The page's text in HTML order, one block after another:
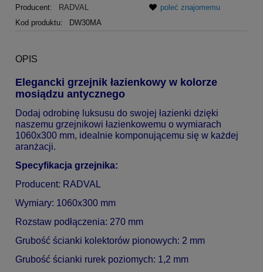
Producent:
RADVAL
Kod produktu:
DW30MA
poleć znajomemu
OPIS
Elegancki grzejnik łazienkowy w kolorze
mosiądzu antycznego
Dodaj odrobinę luksusu do swojej łazienki dzięki
naszemu grzejnikowi łazienkowemu o wymiarach
1060x300 mm, idealnie komponującemu się w każdej
aranżacji.
Specyfikacja grzejnika:
Producent: RADVAL
Wymiary: 1060x300 mm
Rozstaw podłączenia: 270 mm
Grubość ścianki kolektorów pionowych: 2 mm
Grubość ścianki rurek poziomych: 1,2 mm